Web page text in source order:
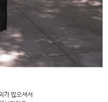
가 많으셔서